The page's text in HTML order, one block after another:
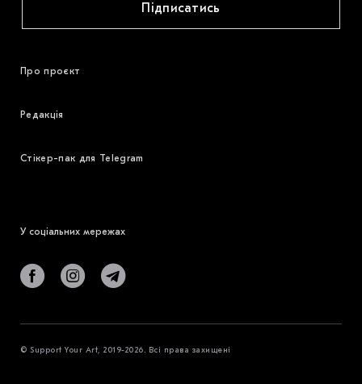
Підписатись
Про проєкт
Редакція
Стікер-пак для Telegram
У соціальних мережах
© Support Your Art, 2019-2026. Всі права захищені